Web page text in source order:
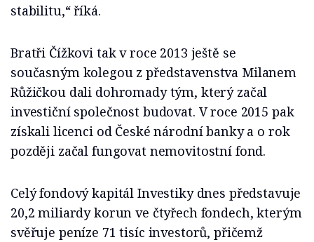
stabilitu,“ říká.
Bratři Čížkovi tak v roce 2013 ještě se
současným kolegou z představenstva Milanem
Růžičkou dali dohromady tým, který začal
investiční společnost budovat. V roce 2015 pak
získali licenci od České národní banky a o rok
později začal fungovat nemovitostní fond.
Celý fondový kapitál Investiky dnes představuje
20,2 miliardy korun ve čtyřech fondech, kterým
svěřuje peníze 71 tisíc investorů, přičemž